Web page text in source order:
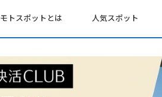
モトスポットとは 人気スポット